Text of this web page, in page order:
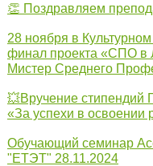
👏 Поздравляем
28 ноября в
финал проекта «СПО в
Мистер Среднего
💥Вручение стипендий
«За успехи в освоении
Обучающий семинар
"ЕТЭТ" 28.11.2024